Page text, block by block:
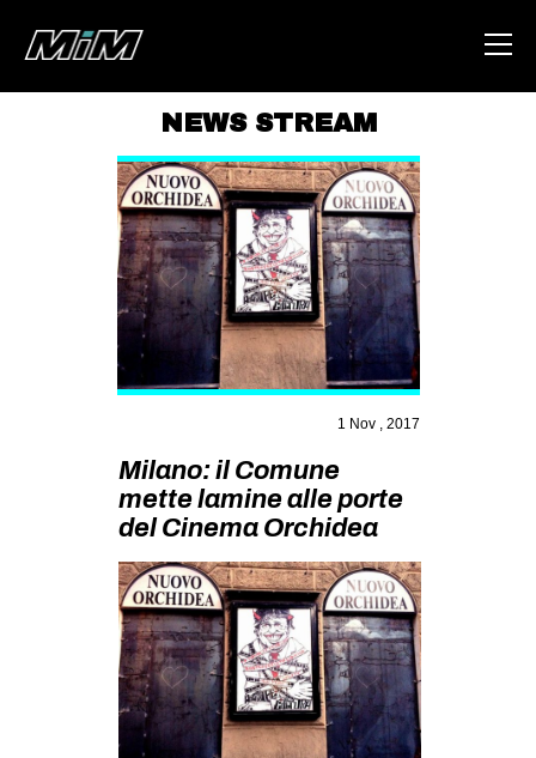
ABOUT
AREA
DEGENERAZIONE
GAZA FREESTYLE
CSOA LAMBRETTA
STUDENTI TSUNAMI
ZAM
MOBILITAZIONI
SPAZI
SPORT POPOLARE
MOVIMENTI
NEWS STREAM
1 Nov , 2017
Milano: il Comune
mette lamine alle porte
del Cinema Orchidea